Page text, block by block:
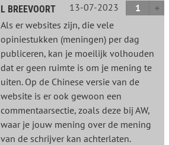
L BREEVOORT 13-07-2023
1
Als er websites zijn, die vele
opiniestukken (meningen) per dag
publiceren, kan je moeilijk volhouden
dat er geen ruimte is om je mening te
uiten. Op de Chinese versie van de
website is er ook gewoon een
commentaarsectie, zoals deze bij AW,
waar je jouw mening over de mening
van de schrijver kan achterlaten.